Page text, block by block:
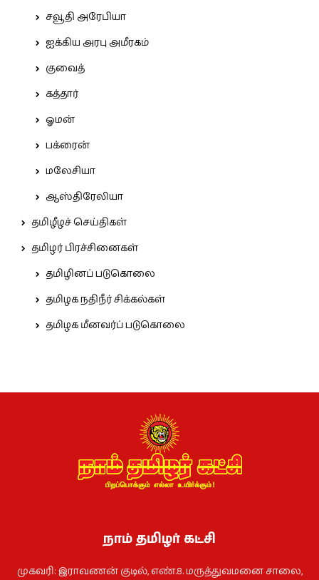
சவூதி அரேபியா
ஐக்கிய அரபு அமீரகம்
குவைத்
கத்தார்
ஓமன்
பக்ரைன்
மலேசியா
ஆஸ்திரேலியா
தமிழீழச் செய்திகள்
தமிழர் பிரச்சினைகள்
தமிழினப் படுகொலை
தமிழக நதிநீர் சிக்கல்கள்
தமிழக மீனவர்ப் படுகொலை
நாம் தமிழர் கட்சி
முகவரி: இராவணன் குடில், எண்.8. மருத்துவமனை சாலை,